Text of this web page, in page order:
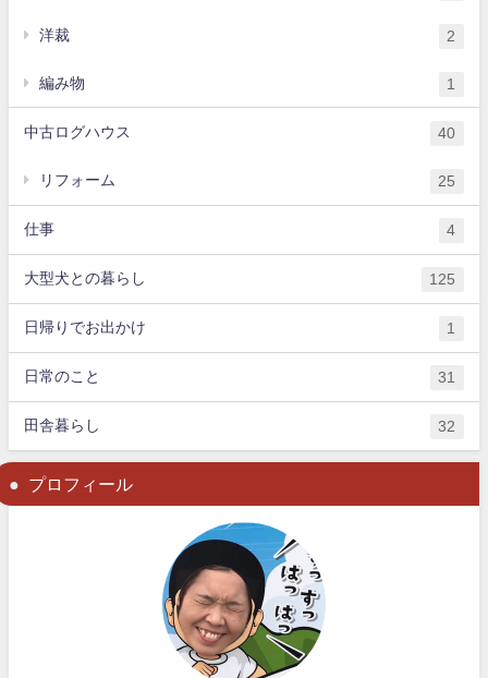
洋裁 2
編み物 1
中古ログハウス 40
リフォーム 25
仕事 4
大型犬との暮らし 125
日帰りでお出かけ 1
日常のこと 31
田舎暮らし 32
プロフィール